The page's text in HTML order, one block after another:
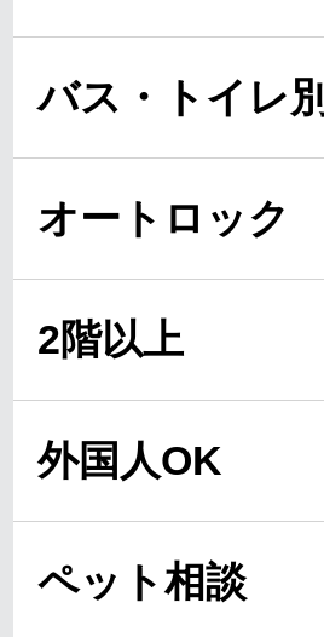
バス・トイレ別
オートロック
2階以上
外国人OK
ペット相談